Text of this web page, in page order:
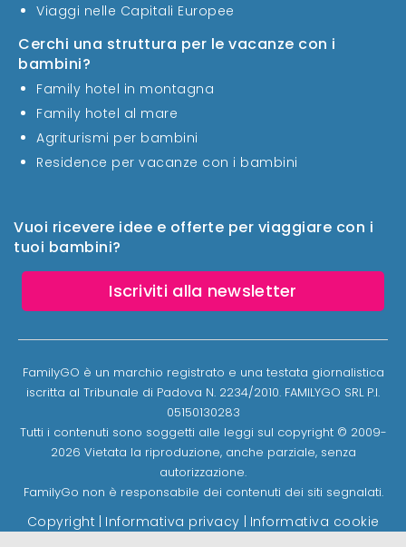
Vuoi ricevere idee e offerte per viaggiare con i
tuoi bambini?
Iscriviti alla newsletter
Viaggi nelle Capitali Europee
Cerchi una struttura per le vacanze con i
bambini?
Family hotel in montagna
Family hotel al mare
Agriturismi per bambini
Residence per vacanze con i bambini
FamilyGO è un marchio registrato e una testata giornalistica
iscritta al Tribunale di Padova N. 2234/2010. FAMILYGO SRL P.I.
05150130283
Tutti i contenuti sono soggetti alle leggi sul copyright © 2009-
2026 Vietata la riproduzione, anche parziale, senza
autorizzazione.
FamilyGo non è responsabile dei contenuti dei siti segnalati.
Copyright | Informativa privacy | Informativa cookie